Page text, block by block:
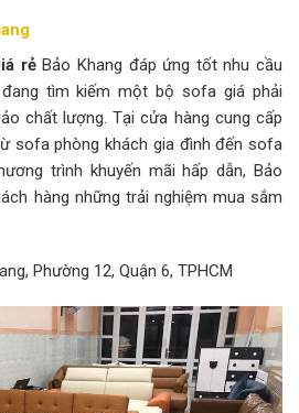
rẻBảo Khang đáp ứng tốt nhu cầu
tìm kiếm một bộ sofa giá phải
chất lượng. Tại cửa hàng cung cấp
sofa phòng khách gia đình đến sofa
trình khuyến mãi hấp dẫn, Bảo
hàng những trải nghiệm mua sắm
Phường 12, Quận 6, TPHCM